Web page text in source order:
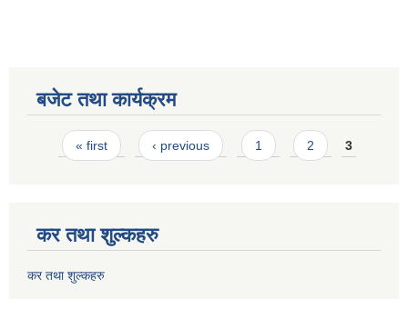
बजेट तथा कार्यक्रम
Pages
« first ‹ previous 1 2 3
कर तथा शुल्कहरु
कर तथा शुल्कहरु